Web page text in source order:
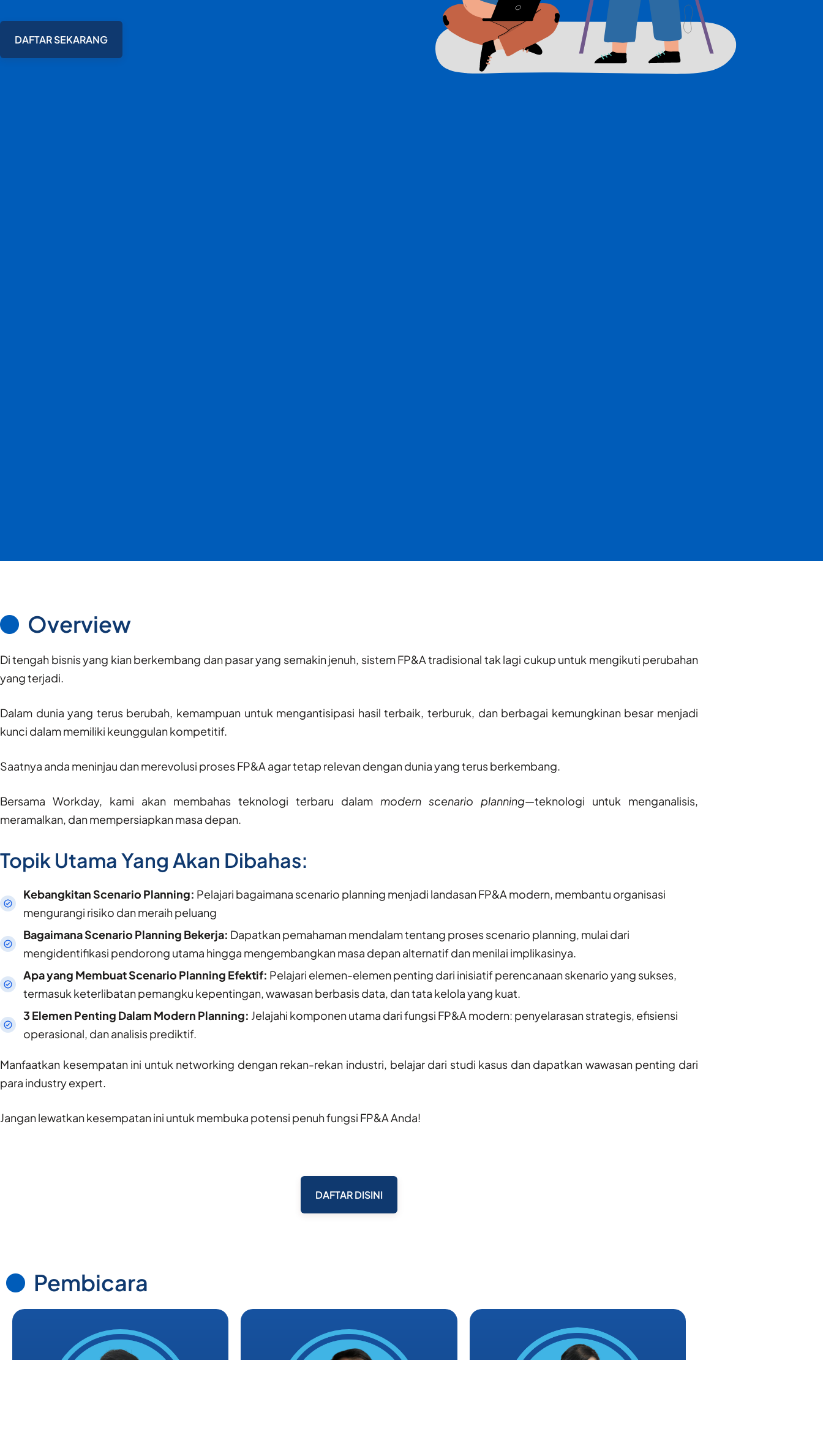
DAFTAR SEKARANG
Overview
Di tengah bisnis yang kian berkembang dan pasar yang semakin jenuh, sistem FP&A tradisional tak lagi cukup untuk mengikuti perubahan
yang terjadi.
Dalam dunia yang terus berubah, kemampuan untuk mengantisipasi hasil terbaik, terburuk, dan berbagai kemungkinan besar menjadi
kunci dalam memiliki keunggulan kompetitif.
Saatnya anda meninjau dan merevolusi proses FP&A agar tetap relevan dengan dunia yang terus berkembang.
Bersama Workday, kami akan membahas teknologi terbaru dalam modern scenario planning—teknologi untuk menganalisis,
meramalkan, dan mempersiapkan masa depan.
Topik Utama Yang Akan Dibahas:
Kebangkitan Scenario Planning: Pelajari bagaimana scenario planning menjadi landasan FP&A modern, membantu organisasi
mengurangi risiko dan meraih peluang
Bagaimana Scenario Planning Bekerja: Dapatkan pemahaman mendalam tentang proses scenario planning, mulai dari
mengidentifikasi pendorong utama hingga mengembangkan masa depan alternatif dan menilai implikasinya.
Apa yang Membuat Scenario Planning Efektif: Pelajari elemen-elemen penting dari inisiatif perencanaan skenario yang sukses,
termasuk keterlibatan pemangku kepentingan, wawasan berbasis data, dan tata kelola yang kuat.
3 Elemen Penting Dalam Modern Planning: Jelajahi komponen utama dari fungsi FP&A modern: penyelarasan strategis, efisiensi
operasional, dan analisis prediktif.
Manfaatkan kesempatan ini untuk networking dengan rekan-rekan industri, belajar dari studi kasus dan dapatkan wawasan penting dari
para industry expert.
Jangan lewatkan kesempatan ini untuk membuka potensi penuh fungsi FP&A Anda!
DAFTAR DISINI
Pembicara